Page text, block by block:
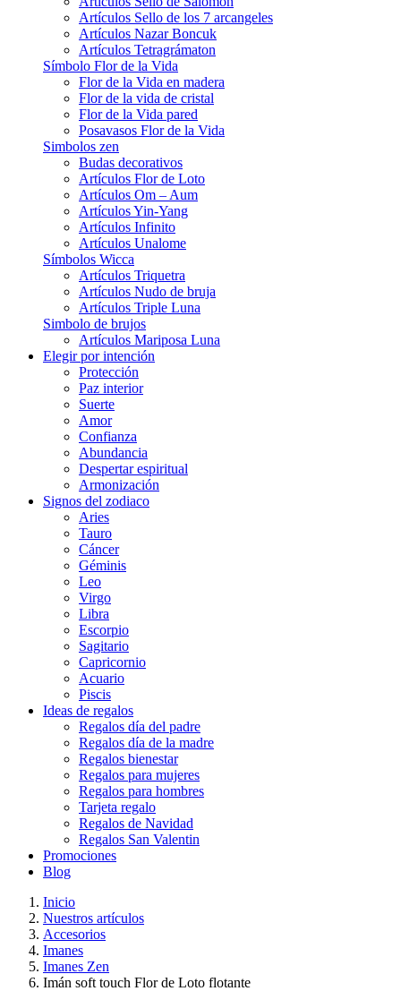
Artículos Sello de los 7 arcangeles
Artículos Nazar Boncuk
Artículos Tetragrámaton
Símbolo Flor de la Vida
Flor de la Vida en madera
Flor de la vida de cristal
Flor de la Vida pared
Posavasos Flor de la Vida
Simbolos zen
Budas decorativos
Artículos Flor de Loto
Artículos Om – Aum
Artículos Yin-Yang
Artículos Infinito
Artículos Unalome
Símbolos Wicca
Artículos Triquetra
Artículos Nudo de bruja
Artículos Triple Luna
Simbolo de brujos
Artículos Mariposa Luna
Elegir por intención
Protección
Paz interior
Suerte
Amor
Confianza
Abundancia
Despertar espiritual
Armonización
Signos del zodiaco
Aries
Tauro
Cáncer
Géminis
Leo
Virgo
Libra
Escorpio
Sagitario
Capricornio
Acuario
Piscis
Ideas de regalos
Regalos día del padre
Regalos día de la madre
Regalos bienestar
Regalos para mujeres
Regalos para hombres
Tarjeta regalo
Regalos de Navidad
Regalos San Valentin
Promociones
Blog
Inicio
Nuestros artículos
Accesorios
Imanes
Imanes Zen
Imán soft touch Flor de Loto flotante